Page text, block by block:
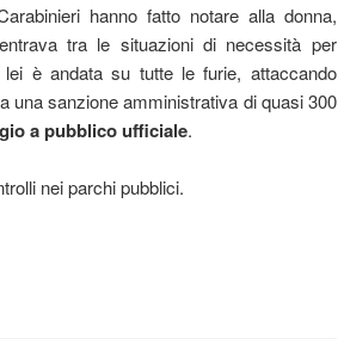
hanno fatto notare alla donna,
tra le situazioni di necessità per
lei è andata su tutte le furie, attaccando
una sanzione amministrativa di quasi 300
a pubblico ufficiale.
nei parchi pubblici.